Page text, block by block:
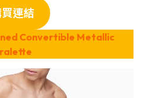
連結
Convertible Metallic